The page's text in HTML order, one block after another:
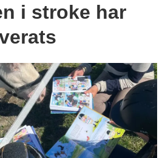
i stroke har